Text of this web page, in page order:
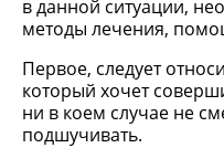
в данной ситуации,
методы лечения,
Первое, следует
который хочет
ни в коем случае не
подшучивать.